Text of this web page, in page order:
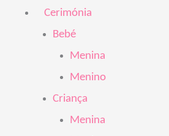
Cerimónia
Bebé
Menina
Menino
Criança
Menina